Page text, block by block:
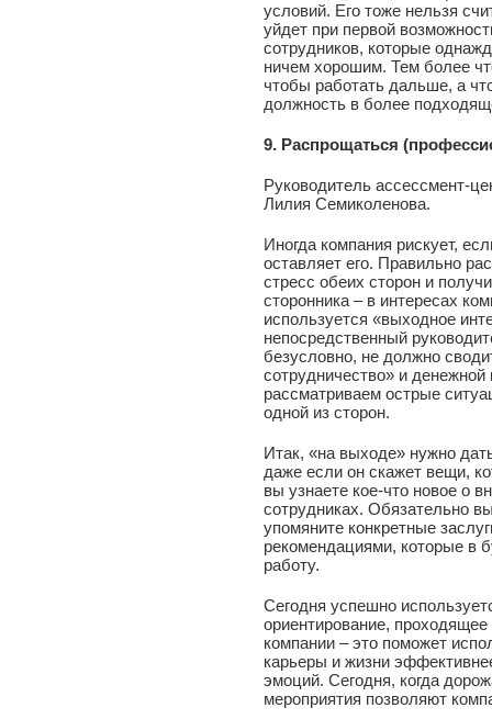
условий. Его тоже нельзя
уйдет при первой
сотрудников, которые
ничем хорошим. Тем более
чтобы работать дальше, а
должность в более
9. Распрощаться
Руководитель ассессмент-
Лилия Семиколенова.
Иногда компания рискует,
оставляет его. Правильно
стресс обеих сторон и
сторонника – в интересах
используется «выходное
непосредственный
безусловно, не должно
сотрудничество» и
рассматриваем острые
одной из сторон.
Итак, «на выходе» нужно
даже если он скажет вещи,
вы узнаете кое-что новое о
сотрудниках. Обязательно
упомяните конкретные
рекомендациями, которые в
работу.
Сегодня успешно
ориентирование,
компании – это поможет
карьеры и жизни
эмоций. Сегодня, когда
мероприятия позволяют